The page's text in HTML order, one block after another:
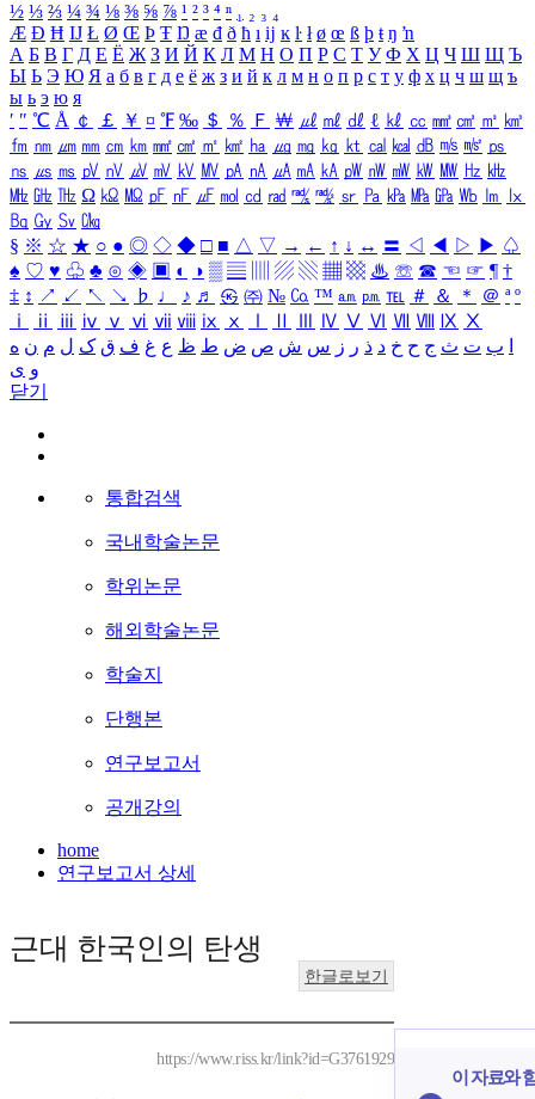
½ ⅓ ⅔ ¼ ¾ ⅛ ⅜ ⅝ ⅞ ¹ ² ³ ⁴ ⁿ ₁ ₂ ₃ ₄
Æ Ð Ħ Ĳ Ł Ø Œ Þ Ŧ Ŋ æ đ ð ħ ı ĳ ĸ ŀ ł ø œ ß þ ŧ ŋ ŉ
А Б В Г Д Е Ё Ж З И Й К Л М Н О П Р С Т У Ф Х Ц Ч Ш Щ Ъ
Ы Ь Э Ю Я а б в г д е ё ж з и й к л м н о п р с т у ф х ц ч ш щ ъ
ы ь э ю я
′ ″ ℃ Å ￠ ￡ ￥ ¤ ℉ ‰ ＄ ％ Ｆ ￦ ㎕ ㎖ ㎗ ℓ ㎘ ㏄ ㎣ ㎤ ㎥ ㎦
㎙ ㎚ ㎛ ㎜ ㎝ ㎞ ㎟ ㎠ ㎡ ㎢ ㏊ ㎍ ㎎ ㎏ ㏏ ㎈ ㎉ ㏈ ㎧ ㎨ ㎰
㎱ ㎲ ㎳ ㎴ ㎵ ㎶ ㎷ ㎸ ㎹ ㎀ ㎁ ㎂ ㎃ ㎄ ㎺ ㎻ ㎽ ㎾ ㎿ ㎐ ㎑
㎒ ㎓ ㎔ Ω ㏀ ㏁ ㎊ ㎋ ㎌ ㏖ ㏅ ㎭ ㎮ ㎯ ㏛ ㎩ ㎪ ㎫ ㎬ ㏝ ㏐
㏓
㏃ ㏉ ㏜ ㏆
§ ※ ☆ ★ ○ ● ◎ ◇ ◆ □ ■ △ ▽ → ← ↑ ↓ ↔ 〓 ◁ ◀ ▷ ▶ ♤
♠ ♡ ♥ ♧ ♣ ⊙ ◈ ▣ ◐ ◑ ▒ ▤ ▨ ▧ ▦ ▩ ♨ ☏ ☎ ☜ ☞ ¶ †
‡ ↕ ↗ ↙ ↖ ↘ ♭ ♩ ♪ ♬ ㉿ ㈜ № ㏇ ™ ㏂ ㏘ ℡ ＃ ＆ ＊ ＠ ª º
ⅰ
ⅱ ⅲ ⅳ ⅴ ⅵ ⅶ ⅷ ⅸ ⅹ Ⅳ Ⅴ Ⅵ Ⅶ Ⅷ Ⅸ Ⅹ
ب ت ث ج ح خ د ذ ر ز س ش ص ض ط ظ ع غ ف ق ک ل م ن ه
و ی
닫기
통합검색
국내학술논문
학위논문
해외학술논문
학술지
단행본
연구보고서
공개강의
home
연구보고서 상세
근대 한국인의 탄생
한글로보기
https://www.riss.kr/link?id=G3761929
이 자료와